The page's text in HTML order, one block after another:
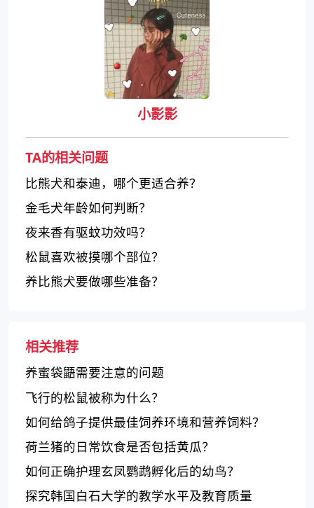
小影影
TA的相关问题
比熊犬和泰迪，哪个更适合养？
金毛犬年龄如何判断？
夜来香有驱蚊功效吗？
松鼠喜欢被摸哪个部位？
养比熊犬要做哪些准备？
相关推荐
养蜜袋鼯需要注意的问题
飞行的松鼠被称为什么？
如何给鸽子提供最佳饲养环境和营养饲料？
荷兰猪的日常饮食是否包括黄瓜？
如何正确护理玄凤鹦鹉孵化后的幼鸟？
探究韩国白石大学的教学水平及教育质量